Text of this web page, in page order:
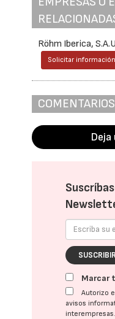
Röhm Iberica,
Solicitar información
Marcar
Autorizo
avisos